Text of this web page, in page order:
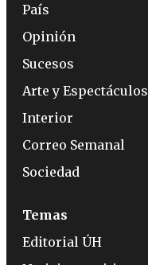
País
Opinión
Sucesos
Arte y Espectáculos
Interior
Correo Semanal
Sociedad
Temas
Editorial ÚH